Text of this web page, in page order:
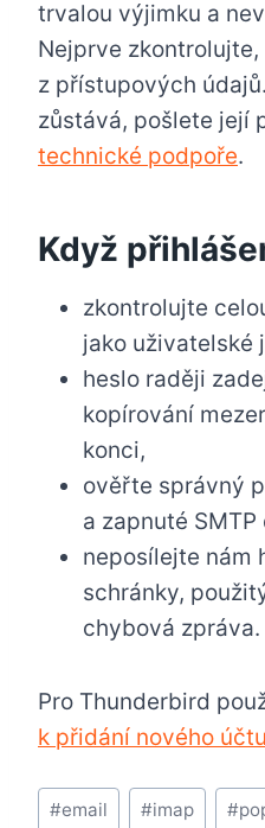
trvalou výjimku a
Nejprve
z přístupových
zůstává, pošlete její
technické podpoře.
Když
zkontrolujte
jako uživatelské
heslo raději
kopírování
konci,
ověřte správný
a zapnuté SMTP
neposílejte nám
schránky,
chybová zpráva.
Pro Thunderbird
k přidání nového účtu
Štítky
#email #imap #